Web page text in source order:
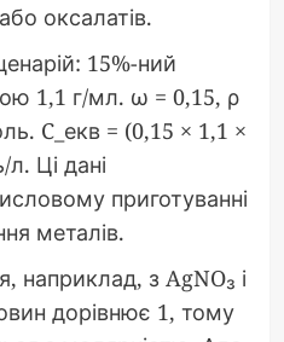
оксалатів.
15%-ний
1,1 г/мл. ω = 0,15, ρ
C_екв = (0,15 × 1,1 ×
Ці дані
приготуванні
металів.
наприклад, з AgNO₃ і
дорівнює 1, тому